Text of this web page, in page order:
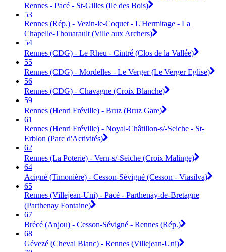
Rennes - Pacé - St-Gilles (Ile des Bois)
53
Rennes (Rép.) - Vezin-le-Coquet - L'Hermitage - La
Chapelle-Thouarault (Ville aux Archers)
54
Rennes (CDG) - Le Rheu - Cintré (Clos de la Vallée)
55
Rennes (CDG) - Mordelles - Le Verger (Le Verger Eglise)
56
Rennes (CDG) - Chavagne (Croix Blanche)
59
Rennes (Henri Fréville) - Bruz (Bruz Gare)
61
Rennes (Henri Fréville) - Noyal-Châtillon-s/-Seiche - St-
Erblon (Parc d'Activités)
62
Rennes (La Poterie) - Vern-s/-Seiche (Croix Malinge)
64
Acigné (Timonière) - Cesson-Sévigné (Cesson - Viasilva)
65
Rennes (Villejean-Uni) - Pacé - Parthenay-de-Bretagne
(Parthenay Fontaine)
67
Brécé (Anjou) - Cesson-Sévigné - Rennes (Rép.)
68
Gévezé (Cheval Blanc) - Rennes (Villejean-Uni)